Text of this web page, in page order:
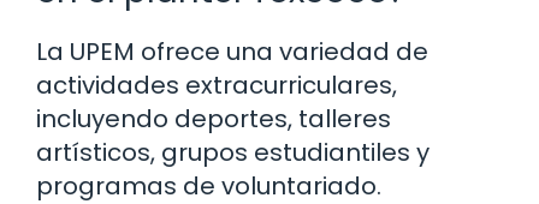
La UPEM ofrece una variedad de
actividades extracurriculares,
incluyendo deportes, talleres
artísticos, grupos estudiantiles y
programas de voluntariado.